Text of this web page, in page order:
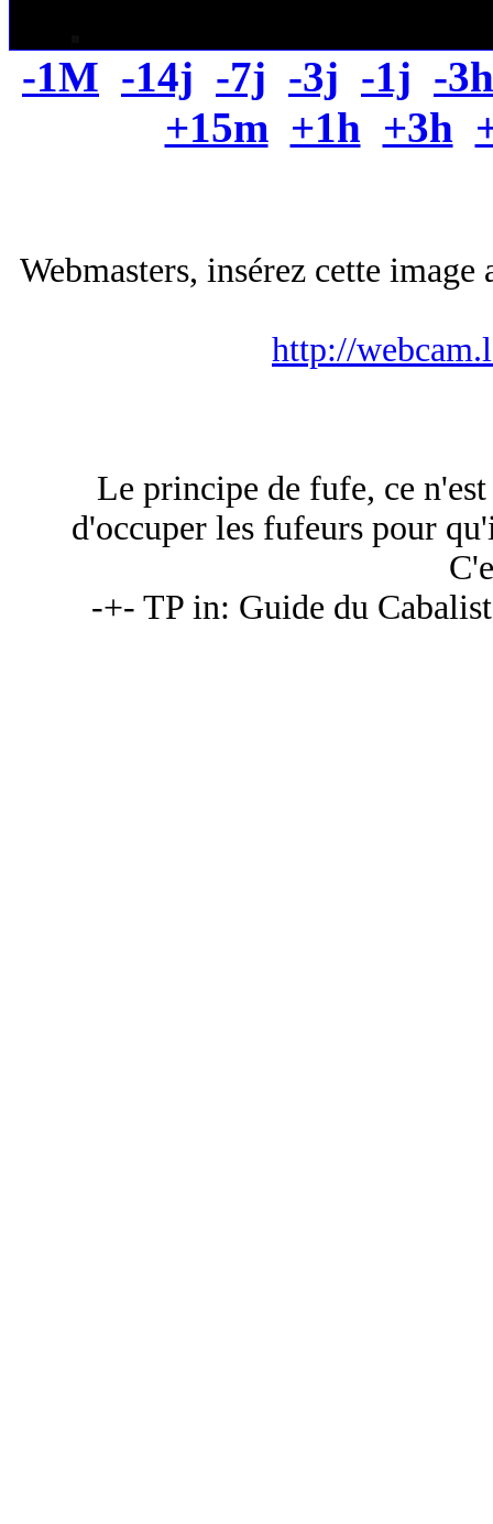
-1M -14j -7j -3j -1j -3h
+15m +1h +3h
Webmasters, insérez cette
http://
Le principe de fufe, ce
d'occuper les fufeurs pour
-+- TP in: Guide du